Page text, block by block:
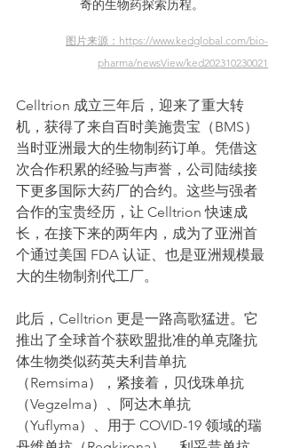
奇的生物药探索历程。
图片来源： https://www.kedglobal.com/bio-
pharma/newsView/ked202310230021
Celltrion 成立三年后，迎来了重大转
机，获得了来自百时美施贵宝（BMS）
当时亚洲最大的生物制药订单。凭借这
次合作积累的经验与声誉，公司陆续接
下更多国际大药厂的合约。这些与强者
合作的宝贵经历，让 Celltrion 快速成
长，在接下来的两年内，成为了亚洲首
个通过美国 FDA 认证、也是亚洲规模最
大的生物制剂代工厂。
此后，Celltrion 更是一路高歌猛进。它
推出了全球首个获欧盟批准的单克隆抗
体生物类似药英夫利昔单抗
（Remsima），紧接着，贝伐珠单抗
（Vegzelma）、阿达木单抗
（Yuflyma）、用于 COVID-19 领域的瑞